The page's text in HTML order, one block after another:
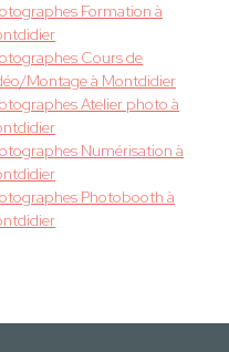
Formation à
Cours de
Montage à Montdidier
Atelier photo à
Numérisation à
Photobooth à